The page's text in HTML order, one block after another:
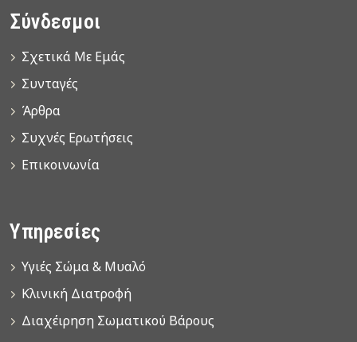
Σύνδεσμοι
Σχετικά Με Εμάς
Συνταγές
Άρθρα
Συχνές Ερωτήσεις
Επικοινωνία
Υπηρεσίες
Υγιές Σώμα & Μυαλό
Κλινική Διατροφή
Διαχέιρηση Σωματικού Βάρους